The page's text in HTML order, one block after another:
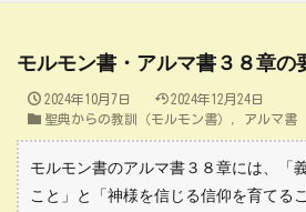
モルモン書・アルマ書３８章の
2024年10月7日
2024年12月24日
聖典からの教訓（モルモン書）
アルマ書
モルモン書のアルマ書３８章には、「
こと」と「神様を信じる信仰を育てる